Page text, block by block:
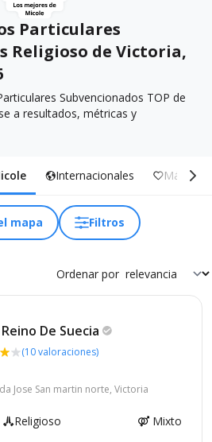
Particulares
Religioso de Victoria,
Subvencionados TOP de
a resultados, métricas y
Internacionales Más
mapa Filtros
Ordenar por
De Suecia
(10 valoraciones)
Jose San martin norte, Victoria
Religioso Mixto